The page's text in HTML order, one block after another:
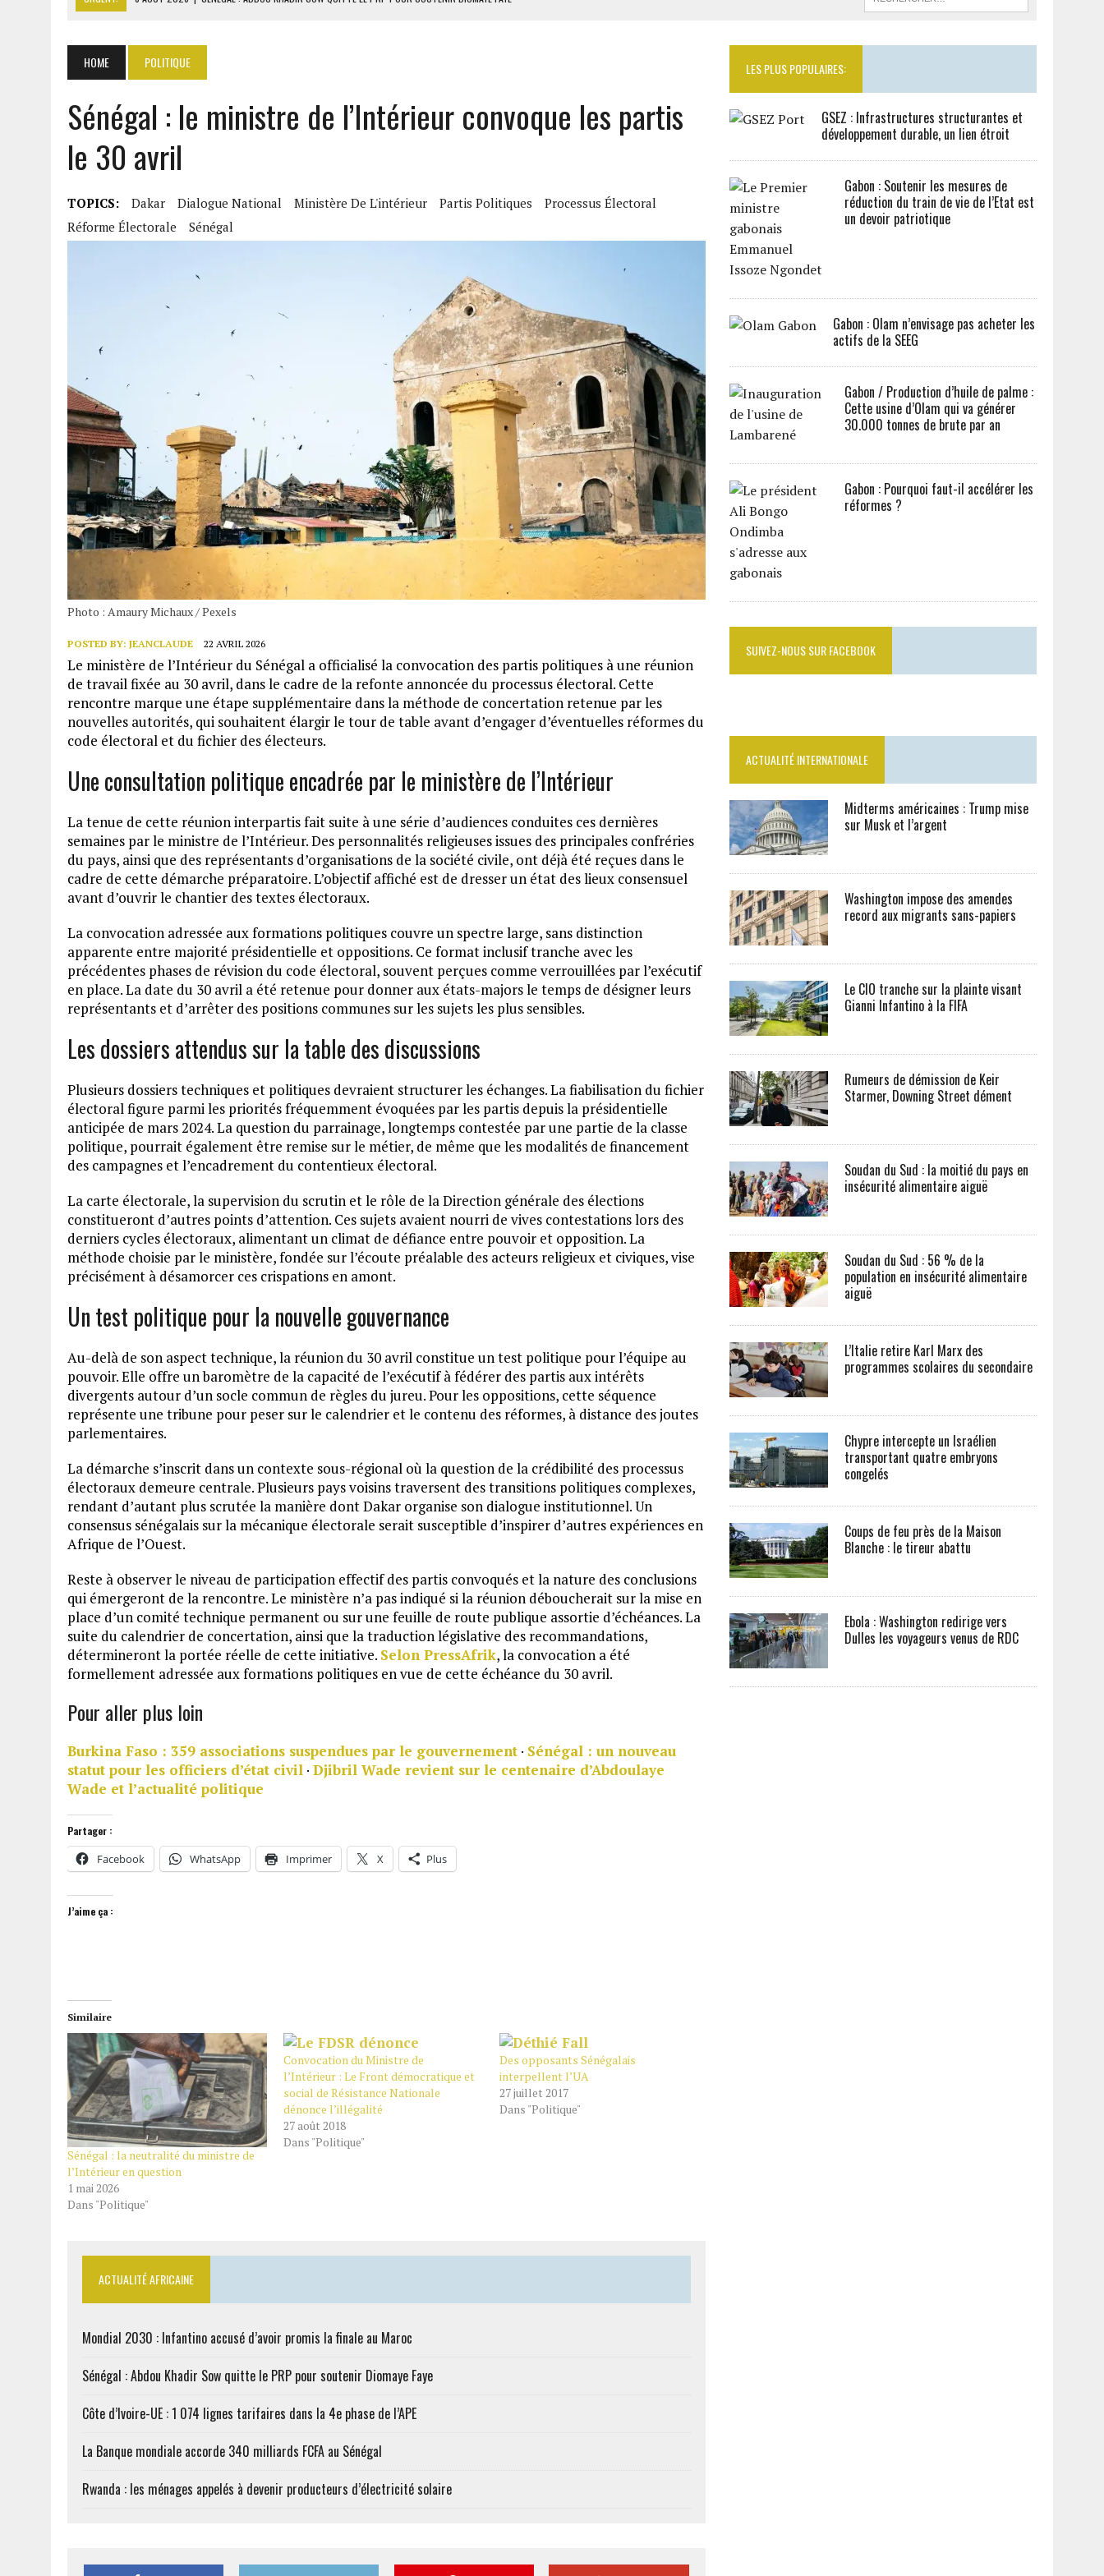
6 AOÛT 2026 | RWANDA : LES MÉNAGES APPELÉS À DEVENIR PRODUCTEURS D’ÉLECTRICITÉ SOLAIRE
6 AOÛT 2026
MONDIAL 2030 : INFANTINO ACCUSÉ D’AVOIR PROMIS LA FINALE AU MAROC
HOME POLITIQUE
Sénégal : le ministre de l’Intérieur convoque les partis
le 30 avril
TOPICS: Dakar Dialogue National Ministère De L'intérieur Partis Politiques
Processus Électoral
Réforme Électorale
Sénégal
Photo : Amaury Michaux / Pexels
POSTED BY: JEANCLAUDE 22 AVRIL 2026
Le ministère de l’Intérieur du Sénégal a officialisé la convocation des partis politiques à une réunion
de travail fixée au 30 avril, dans le cadre de la refonte annoncée du processus électoral. Cette
rencontre marque une étape supplémentaire dans la méthode de concertation retenue par les
nouvelles autorités, qui souhaitent élargir le tour de table avant d’engager d’éventuelles réformes du
code électoral et du fichier des électeurs.
Une consultation politique encadrée par le ministère de l’Intérieur
La tenue de cette réunion interpartis fait suite à une série d’audiences conduites ces dernières
semaines par le ministre de l’Intérieur. Des personnalités religieuses issues des principales confréries
du pays, ainsi que des représentants d’organisations de la société civile, ont déjà été reçues dans le
cadre de cette démarche préparatoire. L’objectif affiché est de dresser un état des lieux consensuel
avant d’ouvrir le chantier des textes électoraux.
La convocation adressée aux formations politiques couvre un spectre large, sans distinction
apparente entre majorité présidentielle et oppositions. Ce format inclusif tranche avec les
précédentes phases de révision du code électoral, souvent perçues comme verrouillées par l’exécutif
en place. La date du 30 avril a été retenue pour donner aux états-majors le temps de désigner leurs
représentants et d’arrêter des positions communes sur les sujets les plus sensibles.
Les dossiers attendus sur la table des discussions
Plusieurs dossiers techniques et politiques devraient structurer les échanges. La fiabilisation du fichier
électoral figure parmi les priorités fréquemment évoquées par les partis depuis la présidentielle
anticipée de mars 2024. La question du parrainage, longtemps contestée par une partie de la classe
politique, pourrait également être remise sur le métier, de même que les modalités de financement
des campagnes et l’encadrement du contentieux électoral.
La carte électorale, la supervision du scrutin et le rôle de la Direction générale des élections
constitueront d’autres points d’attention. Ces sujets avaient nourri de vives contestations lors des
derniers cycles électoraux, alimentant un climat de défiance entre pouvoir et opposition. La
méthode choisie par le ministère, fondée sur l’écoute préalable des acteurs religieux et civiques, vise
précisément à désamorcer ces crispations en amont.
Un test politique pour la nouvelle gouvernance
Au-delà de son aspect technique, la réunion du 30 avril constitue un test politique pour l’équipe au
pouvoir. Elle offre un baromètre de la capacité de l’exécutif à fédérer des partis aux intérêts
divergents autour d’un socle commun de règles du jureu. Pour les oppositions, cette séquence
représente une tribune pour peser sur le calendrier et le contenu des réformes, à distance des joutes
parlementaires.
La démarche s’inscrit dans un contexte sous-régional où la question de la crédibilité des processus
électoraux demeure centrale. Plusieurs pays voisins traversent des transitions politiques complexes,
rendant d’autant plus scrutée la manière dont Dakar organise son dialogue institutionnel. Un
consensus sénégalais sur la mécanique électorale serait susceptible d’inspirer d’autres expériences en
Afrique de l’Ouest.
Reste à observer le niveau de participation effectif des partis convoqués et la nature des conclusions
qui émergeront de la rencontre. Le ministère n’a pas indiqué si la réunion déboucherait sur la mise en
place d’un comité technique permanent ou sur une feuille de route publique assortie d’échéances. La
suite du calendrier de concertation, ainsi que la traduction législative des recommandations,
détermineront la portée réelle de cette initiative. Selon PressAfrik, la convocation a été
formellement adressée aux formations politiques en vue de cette échéance du 30 avril.
Pour aller plus loin
Burkina Faso : 359 associations suspendues par le gouvernement · Sénégal : un nouveau
statut pour les officiers d’état civil · Djibril Wade revient sur le centenaire d’Abdoulaye
Wade et l’actualité politique
Partager :
Facebook WhatsApp Imprimer X Plus
J’aime ça :
Similaire
Sénégal : la neutralité du ministre de
l’Intérieur en question
1 mai 2026
Dans "Politique"
Convocation du Ministre de
l’Intérieur : Le Front démocratique et
social de Résistance Nationale
dénonce l’illégalité
27 août 2018
Dans "Politique"
Des opposants Sénégalais
interpellent l’UA
27 juillet 2017
Dans "Politique"
ACTUALITÉ AFRICAINE
Mondial 2030 : Infantino accusé d’avoir promis la finale au Maroc
Sénégal : Abdou Khadir Sow quitte le PRP pour soutenir Diomaye Faye
Côte d’Ivoire-UE : 1 074 lignes tarifaires dans la 4e phase de l’APE
La Banque mondiale accorde 340 milliards FCFA au Sénégal
Rwanda : les ménages appelés à devenir producteurs d’électricité solaire
LES PLUS POPULAIRES:
GSEZ : Infrastructures structurantes et
développement durable, un lien étroit
Gabon : Soutenir les mesures de
réduction du train de vie de l’Etat est
un devoir patriotique
Gabon : Olam n’envisage pas acheter les
actifs de la SEEG
Gabon / Production d’huile de palme :
Cette usine d’Olam qui va générer
30.000 tonnes de brute par an
Gabon : Pourquoi faut-il accélérer les
réformes ?
SUIVEZ-NOUS SUR FACEBOOK
ACTUALITÉ INTERNATIONALE
Midterms américaines : Trump mise
sur Musk et l’argent
Washington impose des amendes
record aux migrants sans-papiers
Le CIO tranche sur la plainte visant
Gianni Infantino à la FIFA
Rumeurs de démission de Keir
Starmer, Downing Street dément
Soudan du Sud : la moitié du pays en
insécurité alimentaire aiguë
Soudan du Sud : 56 % de la
population en insécurité alimentaire
aiguë
L’Italie retire Karl Marx des
programmes scolaires du secondaire
Chypre intercepte un Israélien
transportant quatre embryons
congelés
Coups de feu près de la Maison
Blanche : le tireur abattu
Ebola : Washington redirige vers
Dulles les voyageurs venus de RDC